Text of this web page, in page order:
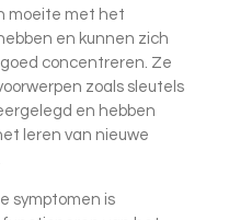
moeite met het
en kunnen zich
concentreren. Ze
zoals sleutels
en hebben
leren van nieuwe
symptomen is